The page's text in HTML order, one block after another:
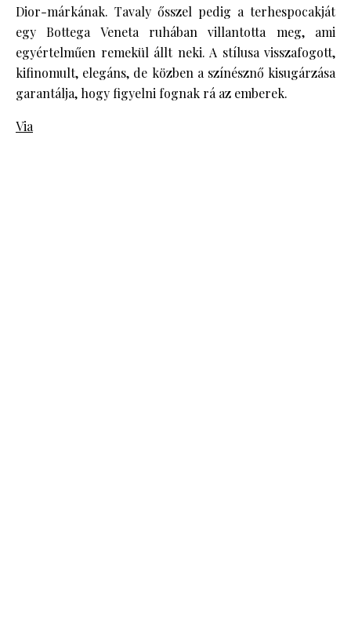
Dior-márkának. Tavaly ősszel pedig a terhespocakját
egy Bottega Veneta ruhában villantotta meg, ami
egyértelműen remekül állt neki. A stílusa visszafogott,
kifinomult, elegáns, de közben a színésznő kisugárzása
garantálja, hogy figyelni fognak rá az emberek.
Via